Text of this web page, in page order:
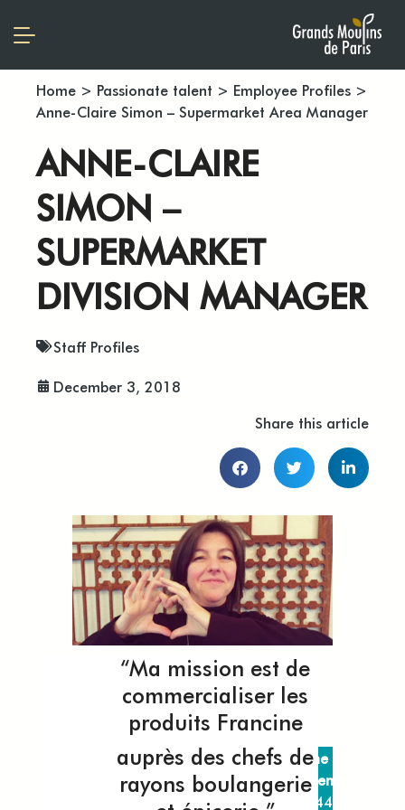
Home > Passionate talent > Employee Profiles >
Anne-Claire Simon – Supermarket Area Manager
ANNE-CLAIRE
SIMON –
SUPERMARKET
DIVISION MANAGER
Staff Profiles
December 3, 2018
Share this article
“Ma mission est de
commercialiser les
produits Francine
auprès des chefs de
rayons boulangerie
Je me
présente
J’ai 44